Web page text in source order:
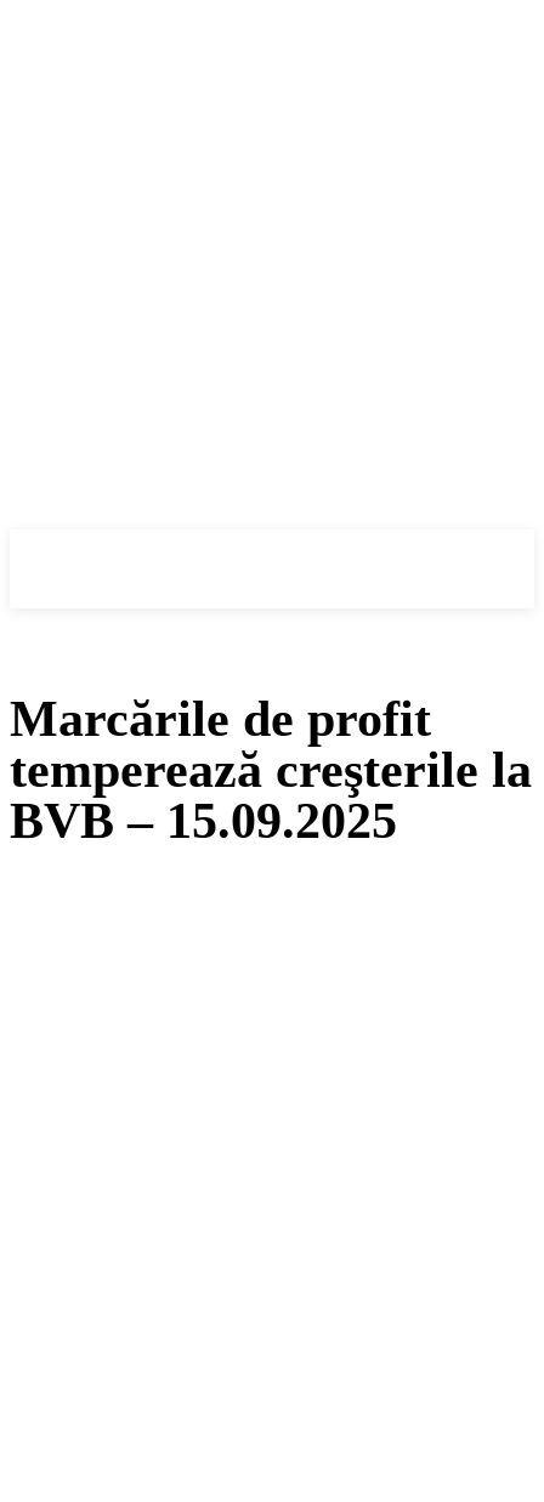
Marcările de profit
temperează creşterile la
BVB – 15.09.2025